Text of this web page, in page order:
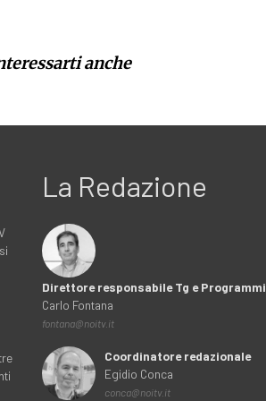
anche
La Redazione
Direttore responsabile Tg e Programmi
Carlo Fontana
fontana@noitv.it
Coordinatore redazionale
Egidio Conca
conca@noitv.it